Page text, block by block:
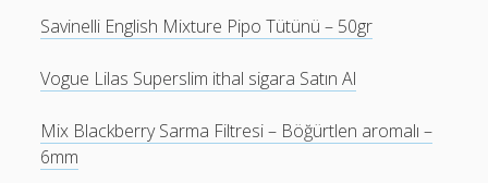
Savinelli English Mixture Pipo Tütünü – 50gr
Vogue Lilas Superslim ithal sigara Satın Al
Mix Blackberry Sarma Filtresi – Böğürtlen aromalı –
6mm